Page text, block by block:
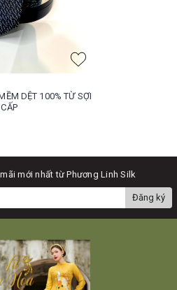
DỆT 100% TỪ SỢI
mới nhất từ Phương Linh Silk
Đăng ký